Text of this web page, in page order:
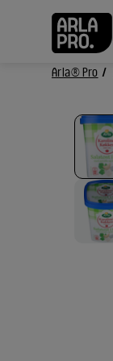
Arla® Pro